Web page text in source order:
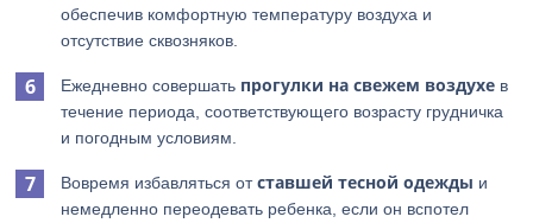
обеспечив комфортную температуру воздуха и
отсутствие сквозняков.
Ежедневно совершать прогулки на свежем воздухе в
течение периода, соответствующего возрасту грудничка
и погодным условиям.
Вовремя избавляться отставшей тесной одежды и
немедленно переодевать ребенка, если он вспотел